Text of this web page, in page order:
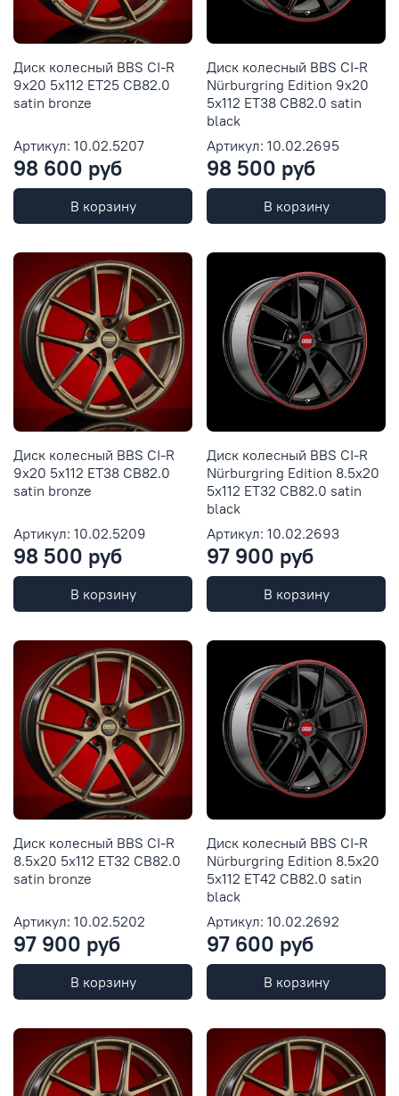
Диск колесный BBS CI-R
9x20 5x112 ET25 CB82.0
satin bronze
Артикул: 10.02.5207
98 600 руб
В корзину
Диск колесный BBS CI-R
Nürburgring Edition 9x20
5x112 ET38 CB82.0 satin
black
Артикул: 10.02.2695
98 500 руб
В корзину
Диск колесный BBS CI-R
9x20 5x112 ET38 CB82.0
satin bronze
Артикул: 10.02.5209
98 500 руб
В корзину
Диск колесный BBS CI-R
Nürburgring Edition 8.5x20
5x112 ET32 CB82.0 satin
black
Артикул: 10.02.2693
97 900 руб
В корзину
Диск колесный BBS CI-R
8.5x20 5x112 ET32 CB82.0
satin bronze
Артикул: 10.02.5202
97 900 руб
В корзину
Диск колесный BBS CI-R
Nürburgring Edition 8.5x20
5x112 ET42 CB82.0 satin
black
Артикул: 10.02.2692
97 600 руб
В корзину